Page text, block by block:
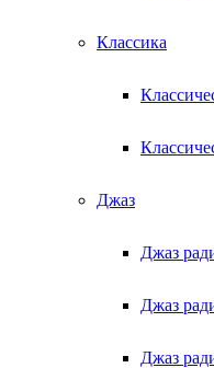
Классика
Джаз
Джаз
Джаз
Джаз